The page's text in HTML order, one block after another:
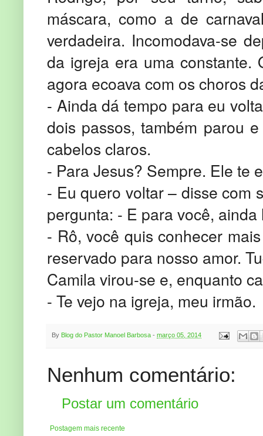
máscara, como a de
verdadeira. Incomodava-se
da igreja era uma constante.
agora ecoava com os choros
- Ainda dá tempo para eu
dois passos, também parou
cabelos claros.
- Para Jesus? Sempre. Ele te
- Eu quero voltar – disse com
pergunta: - E para você,
- Rô, você quis conhecer
reservado para nosso amor.
Camila virou-se e, enquanto
- Te vejo na igreja, meu irmão.
By Blog do Pastor Manoel Barbosa - março 05, 2014
Nenhum comentário:
Postar um comentário
Postagem mais recente